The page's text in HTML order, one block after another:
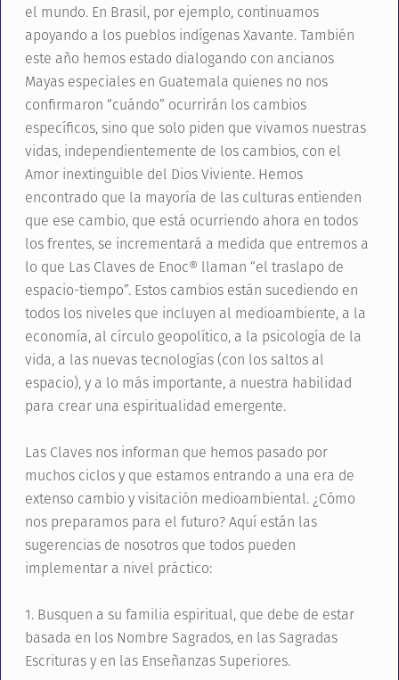
el mundo. En Brasil, por ejemplo, continuamos
apoyando a los pueblos indígenas Xavante. También
este año hemos estado dialogando con ancianos
Mayas especiales en Guatemala quienes no nos
confirmaron “cuándo” ocurrirán los cambios
específicos, sino que solo piden que vivamos nuestras
vidas, independientemente de los cambios, con el
Amor inextinguible del Dios Viviente. Hemos
encontrado que la mayoría de las culturas entienden
que ese cambio, que está ocurriendo ahora en todos
los frentes, se incrementará a medida que entremos a
lo que Las Claves de Enoc® llaman “el traslapo de
espacio-tiempo”. Estos cambios están sucediendo en
todos los niveles que incluyen al medioambiente, a la
economía, al círculo geopolítico, a la psicología de la
vida, a las nuevas tecnologías (con los saltos al
espacio), y a lo más importante, a nuestra habilidad
para crear una espiritualidad emergente.
Las Claves nos informan que hemos pasado por
muchos ciclos y que estamos entrando a una era de
extenso cambio y visitación medioambiental. ¿Cómo
nos preparamos para el futuro? Aquí están las
sugerencias de nosotros que todos pueden
implementar a nivel práctico:
1. Busquen a su familia espiritual, que debe de estar
basada en los Nombre Sagrados, en las Sagradas
Escrituras y en las Enseñanzas Superiores.